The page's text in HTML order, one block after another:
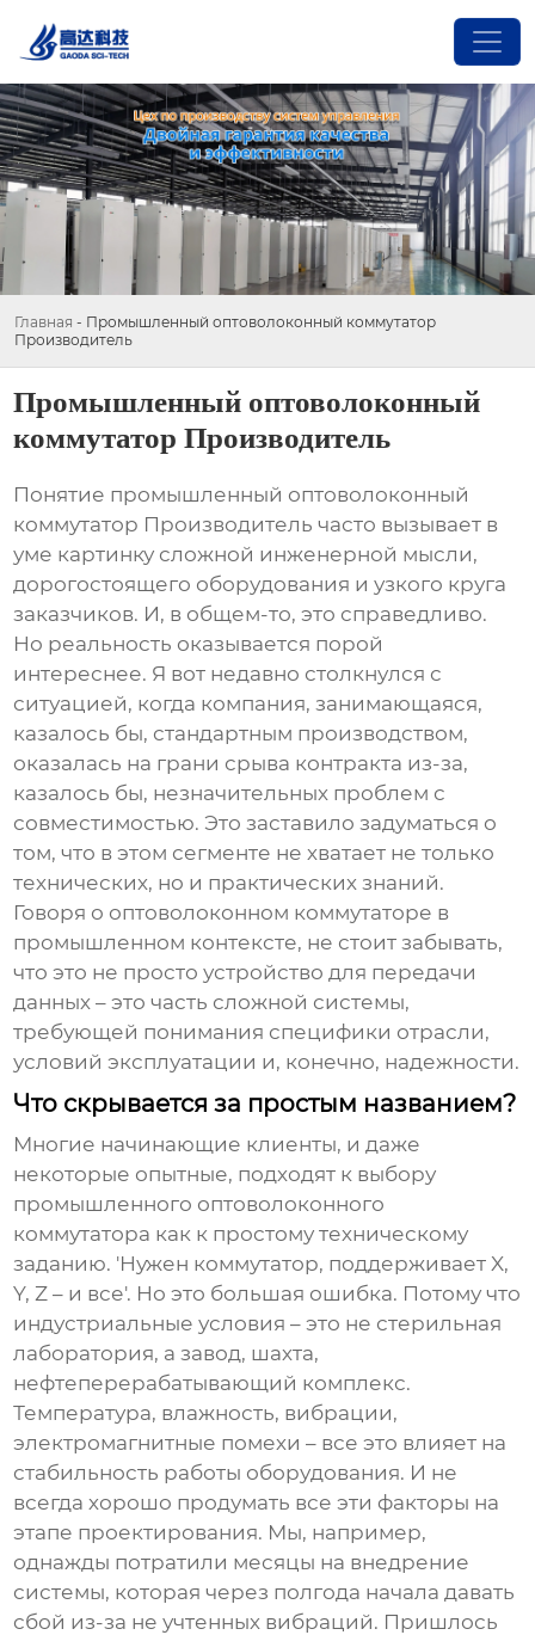
Главная - Промышленный оптоволоконный коммутатор
Производитель
Промышленный оптоволоконный
коммутатор Производитель
Понятие промышленный оптоволоконный
коммутатор Производитель часто вызывает в
уме картинку сложной инженерной мысли,
дорогостоящего оборудования и узкого круга
заказчиков. И, в общем-то, это справедливо.
Но реальность оказывается порой
интереснее. Я вот недавно столкнулся с
ситуацией, когда компания, занимающаяся,
казалось бы, стандартным производством,
оказалась на грани срыва контракта из-за,
казалось бы, незначительных проблем с
совместимостью. Это заставило задуматься о
том, что в этом сегменте не хватает не только
технических, но и практических знаний.
Говоря о оптоволоконном коммутаторе в
промышленном контексте, не стоит забывать,
что это не просто устройство для передачи
данных – это часть сложной системы,
требующей понимания специфики отрасли,
условий эксплуатации и, конечно, надежности.
Что скрывается за простым названием?
Многие начинающие клиенты, и даже
некоторые опытные, подходят к выбору
промышленного оптоволоконного
коммутатора как к простому техническому
заданию. 'Нужен коммутатор, поддерживает X,
Y, Z – и все'. Но это большая ошибка. Потому что
индустриальные условия – это не стерильная
лаборатория, а завод, шахта,
нефтеперерабатывающий комплекс.
Температура, влажность, вибрации,
электромагнитные помехи – все это влияет на
стабильность работы оборудования. И не
всегда хорошо продумать все эти факторы на
этапе проектирования. Мы, например,
однажды потратили месяцы на внедрение
системы, которая через полгода начала давать
сбой из-за не учтенных вибраций. Пришлось